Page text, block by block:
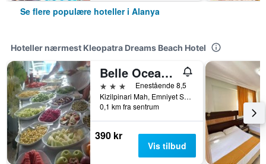
Se flere populære hoteller i Alanya
Hoteller nærmest Kleopatra Dreams Beach Hotel
Belle Ocean Apart Hotel
3 stjernerEnestående 8,5
Kizilpinari Mah, Emniyet Sokak No.4, Alanya, Tyrkia
0,1 km fra sentrum
390 kr
Vis tilbud